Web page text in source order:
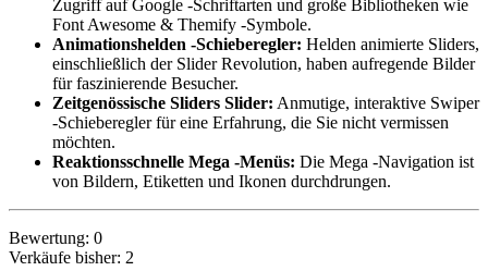
Zugriff auf Google -Schriftarten und große Bibliotheken wie
Font Awesome & Themify -Symbole.
Animationshelden -Schieberegler: Helden animierte Sliders,
einschließlich der Slider Revolution, haben aufregende Bilder
für faszinierende Besucher.
Zeitgenössische Sliders Slider: Anmutige, interaktive Swiper
-Schieberegler für eine Erfahrung, die Sie nicht vermissen
möchten.
Reaktionsschnelle Mega -Menüs: Die Mega -Navigation ist
von Bildern, Etiketten und Ikonen durchdrungen.
Bewertung: 0
Verkäufe bisher: 2